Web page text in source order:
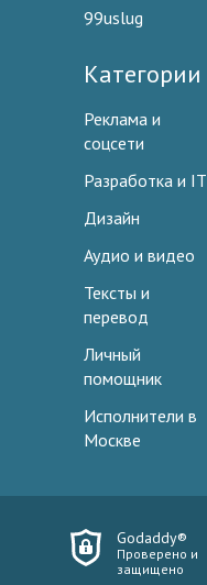
99uslug
Категории
Реклама и
соцсети
Разработка и IT
Дизайн
Аудио и видео
Тексты и
перевод
Личный
помощник
Исполнители в
Москве
Godaddy®
Проверено и
защищено